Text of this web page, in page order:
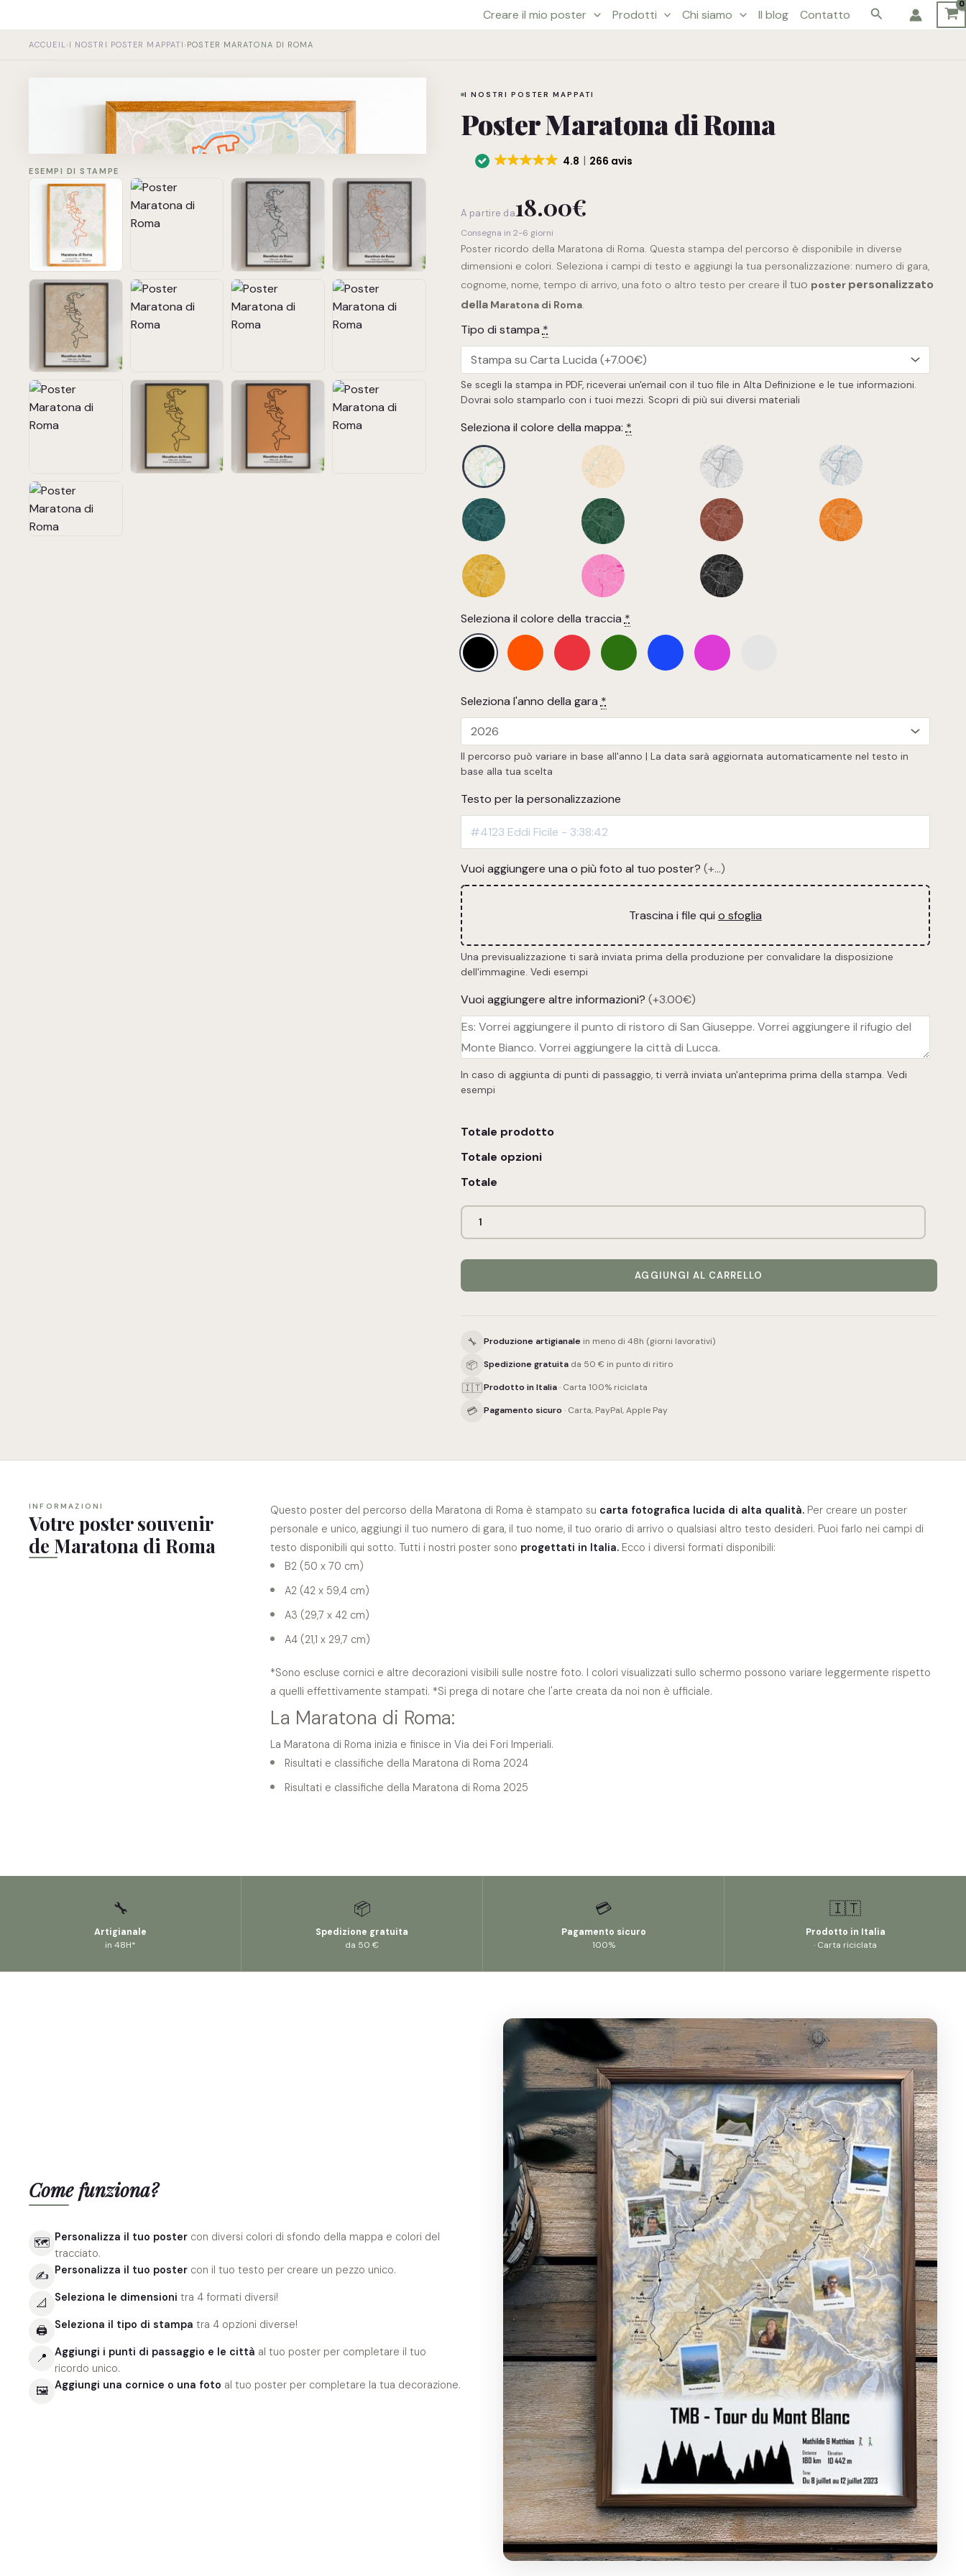
contenuto
Creare il mio poster Prodotti Chi siamo Il blog Contatto Cerca
ACCUEIL› I NOSTRI POSTER MAPPATI › POSTER MARATONA DI ROMA
I NOSTRI POSTER MAPPATI
Poster Maratona di Roma
4.8 266 avis
A partire da18.00€
Consegna in 2-6 giorni
Poster ricordo della Maratona di Roma. Questa stampa del percorso è disponibile in diverse
dimensioni e colori. Seleziona i campi di testo e aggiungi la tua personalizzazione: numero di gara,
cognome, nome, tempo di arrivo, una foto o altro testo per creare il tuo poster personalizzato
dellaMaratona di Roma.
Chargement de la carte…
Maratona di Roma
22 marzo 2026 - 42,195 km
#1234 Eddi Ficile - 3h38'42''
ESEMPI DI STAMPE
Tipo di stampa *
Se scegli la stampa in PDF, riceverai un'email con il tuo file in Alta Definizione e le tue informazioni.
Dovrai solo stamparlo con i tuoi mezzi. Scopri di più sui diversi materiali
Seleziona il colore della mappa: *
Seleziona il colore della traccia *
Seleziona l'anno della gara *
Il percorso può variare in base all'anno | La data sarà aggiornata automaticamente nel testo in
base alla tua scelta
Testo per la personalizzazione
Vuoi aggiungere una o più foto al tuo poster? (+...)
Trascina i file qui o sfoglia
Una previsualizzazione ti sarà inviata prima della produzione per convalidare la disposizione
dell'immagine. Vedi esempi
Vuoi aggiungere altre informazioni? (+3.00€)
In caso di aggiunta di punti di passaggio, ti verrà inviata un'anteprima prima della stampa. Vedi
esempi
Totale prodotto
Totale opzioni
Totale
Roma
AGGIUNGI AL CARRELLO
🔧 Produzione artigianale in meno di 48h (giorni lavorativi)
📦 Spedizione gratuitada 50 € in punto di ritiro
🇮🇹Prodotto in Italia· Carta 100% riciclata
💳 Pagamento sicuro · Carta, PayPal, Apple Pay
INFORMAZIONI
Votre poster souvenir
de Maratona di Roma
Questo poster del percorso della Maratona di Roma è stampato su carta fotografica lucida di alta qualità. Per creare un poster
personale e unico, aggiungi il tuo numero di gara, il tuo nome, il tuo orario di arrivo o qualsiasi altro testo desideri. Puoi farlo nei campi di
testo disponibili qui sotto. Tutti i nostri poster sono progettati in Italia. Ecco i diversi formati disponibili:
B2 (50 x 70 cm)
A2 (42 x 59,4 cm)
A3 (29,7 x 42 cm)
A4 (21,1 x 29,7 cm)
*Sono escluse cornici e altre decorazioni visibili sulle nostre foto. I colori visualizzati sullo schermo possono variare leggermente rispetto
a quelli effettivamente stampati. *Si prega di notare che l'arte creata da noi non è ufficiale.
La Maratona di Roma:
La Maratona di Roma inizia e finisce in Via dei Fori Imperiali.
Risultati e classifiche della Maratona di Roma 2024
Risultati e classifiche della Maratona di Roma 2025
🔧
Artigianale
in 48H*
📦
Spedizione gratuita
da 50 €
💳
Pagamento sicuro
100%
🇮🇹
Prodotto in Italia
· Carta riciclata
Come funziona?
🗺 Personalizza il tuo poster con diversi colori di sfondo della mappa e colori del
tracciato.
✍️ Personalizza il tuo poster con il tuo testo per creare un pezzo unico.
📐 Seleziona le dimensioni tra 4 formati diversi!
🖨 Seleziona il tipo di stampa tra 4 opzioni diverse!
📍 Aggiungi i punti di passaggio e le città al tuo poster per completare il tuo
ricordo unico.
🖼 Aggiungi una cornice o una foto al tuo poster per completare la tua decorazione.